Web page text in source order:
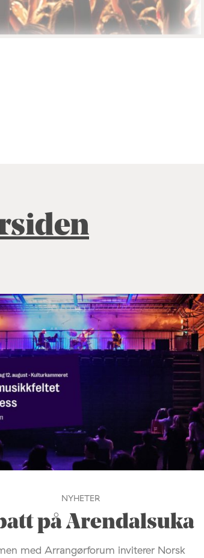
NYHETER
på Arendalsuka
med Arrangørforum inviterer Norsk